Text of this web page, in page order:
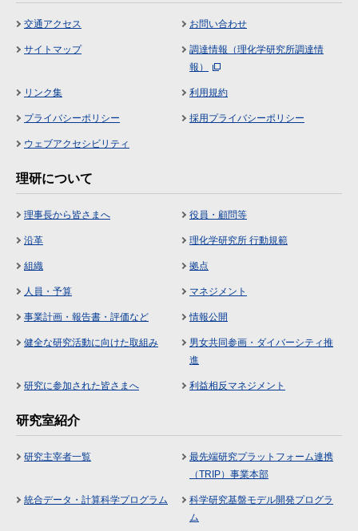
交通アクセス お問い合わせ
サイトマップ
調達情報（理化学研究所調達情
報）
リンク集 利用規約
プライバシーポリシー 採用プライバシーポリシー
ウェブアクセシビリティ
理研について
理事長から皆さまへ 役員・顧問等
沿革 理化学研究所 行動規範
組織 拠点
人員・予算 マネジメント
事業計画・報告書・評価など 情報公開
健全な研究活動に向けた取組み
男女共同参画・ダイバーシティ推
進
研究に参加された皆さまへ 利益相反マネジメント
研究室紹介
研究主宰者一覧
最先端研究プラットフォーム連携
（TRIP）事業本部
統合データ・計算科学プログラム
科学研究基盤モデル開発プログラ
ム